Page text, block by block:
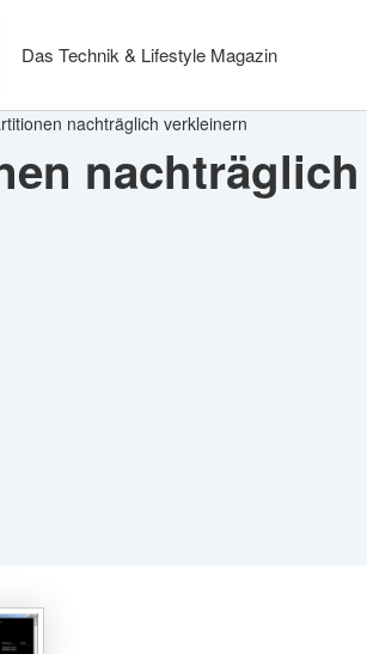
Das Technik & Lifestyle Magazin
nachträglich verkleinern